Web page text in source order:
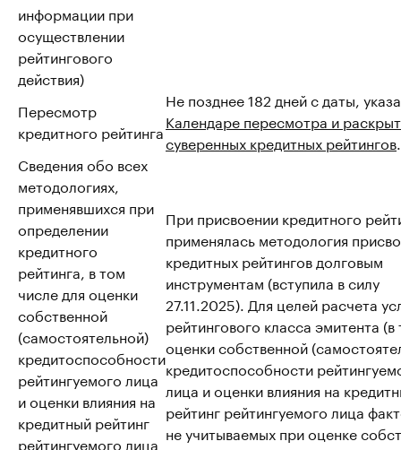
информации при
осуществлении
рейтингового
действия)
Пересмотр
кредитного рейтинга
Не позднее 182 дней с даты,
Календаре пересмотра и
суверенных кредитных рейтингов.
Сведения обо всех
методологиях,
применявшихся при
определении
кредитного
рейтинга, в том
числе для оценки
собственной
(самостоятельной)
кредитоспособности
рейтингуемого лица
и оценки влияния на
кредитный рейтинг
рейтингуемого лица
При присвоении кредитного
применялась методология
кредитных рейтингов долговым
инструментам (вступила в силу
27.11.2025). Для целей расчета
рейтингового класса эмитента (в
оценки собственной
кредитоспособности
лица и оценки влияния на
рейтинг рейтингуемого лица
не учитываемых при оценке